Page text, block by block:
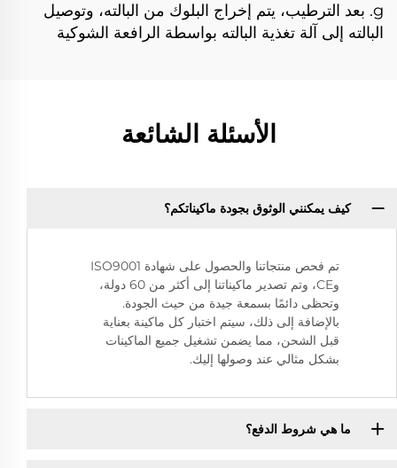
g. بعد الترطيب، يتم إخراج البلوك من البالته، وتوصيل
البالته إلى آلة تغذية البالته بواسطة الرافعة الشوكية
الأسئلة الشائعة
كيف يمكنني الوثوق بجودة ماكيناتكم؟
تم فحص منتجاتنا والحصول على شهادة ISO9001
وCE، وتم تصدير ماكيناتنا إلى أكثر من 60 دولة،
وتحظى دائمًا بسمعة جيدة من حيث الجودة.
بالإضافة إلى ذلك، سيتم اختبار كل ماكينة بعناية
قبل الشحن، مما يضمن تشغيل جميع الماكينات
بشكل مثالي عند وصولها إليك.
ما هي شروط الدفع؟